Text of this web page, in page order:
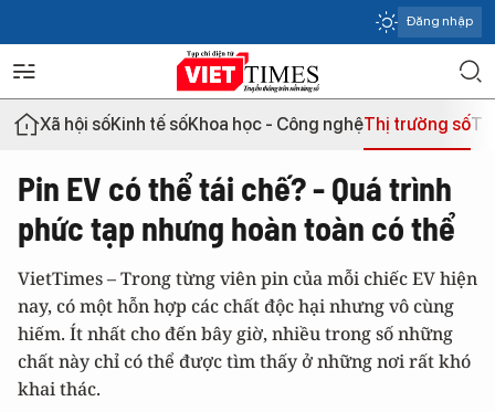
Đăng nhập
Xã hội sốKinh tế sốKhoa học - Công nghệThị trường số
Pin EV có thể tái chế? - Quá trình
phức tạp nhưng hoàn toàn có thể
VietTimes – Trong từng viên pin của mỗi chiếc EV hiện
nay, có một hỗn hợp các chất độc hại nhưng vô cùng
hiếm. Ít nhất cho đến bây giờ, nhiều trong số những
chất này chỉ có thể được tìm thấy ở những nơi rất khó
khai thác.